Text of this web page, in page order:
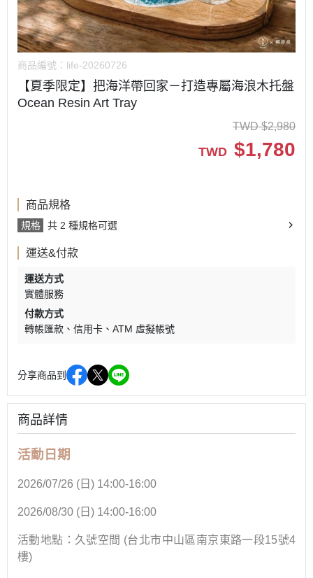
商品編號： life-20260726
【夏季限定】把海洋帶回家－打造專屬海浪木托盤
Ocean Resin Art Tray
TWD $2,980
TWD $1,780
商品規格
規格 共 2 種規格可選
運送&付款
運送方式
實體服務
付款方式
轉帳匯款
信用卡 ATM 虛擬帳號
分享商品到
商品詳情
活動日期
2026/07/26 ( 日 ) 14:00-16:00
2026/08/30 ( 日 ) 14:00-16:00
活動地點：久號空間 (台北市中山區南京東路一段15號4
樓)